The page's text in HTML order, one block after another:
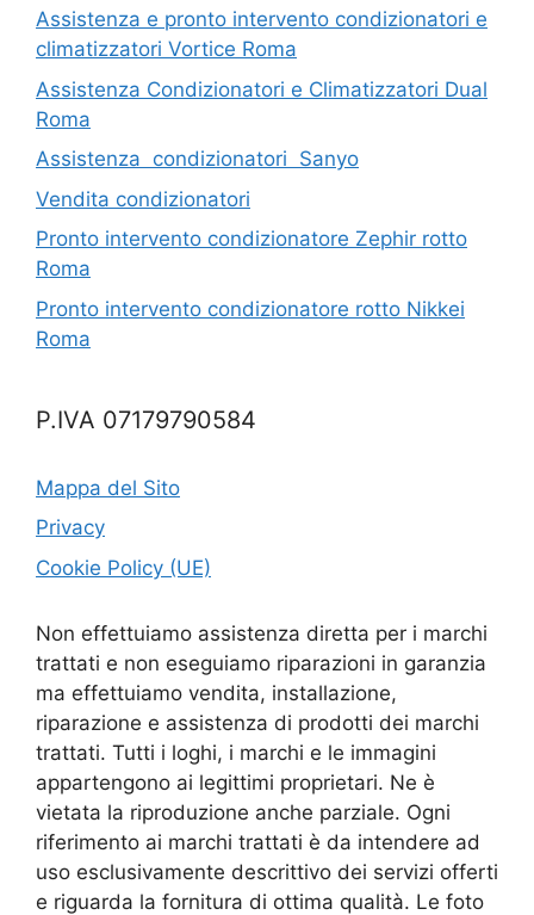
Assistenza e pronto intervento condizionatori e
climatizzatori Vortice Roma
Assistenza Condizionatori e Climatizzatori Dual
Roma
Assistenza condizionatori Sanyo
Vendita condizionatori
Pronto intervento condizionatore Zephir rotto
Roma
Pronto intervento condizionatore rotto Nikkei
Roma
P.IVA 07179790584
Mappa del Sito
Privacy
Cookie Policy (UE)
Non effettuiamo assistenza diretta per i marchi
trattati e non eseguiamo riparazioni in garanzia
ma effettuiamo vendita, installazione,
riparazione e assistenza di prodotti dei marchi
trattati. Tutti i loghi, i marchi e le immagini
appartengono ai legittimi proprietari. Ne è
vietata la riproduzione anche parziale. Ogni
riferimento ai marchi trattati è da intendere ad
uso esclusivamente descrittivo dei servizi offerti
e riguarda la fornitura di ottima qualità. Le foto